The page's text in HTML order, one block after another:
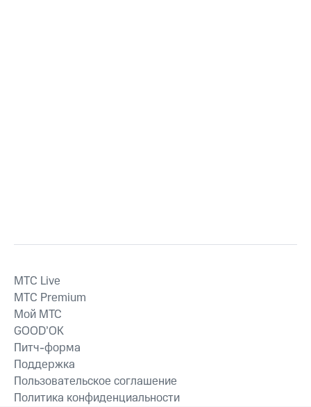
MTС Live
MTС Premium
Мой МТС
GOOD’OK
Питч-форма
Поддержка
Пользовательское соглашение
Политика конфиденциальности